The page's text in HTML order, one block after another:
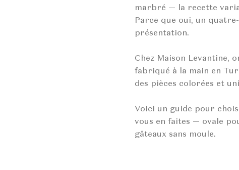
marbré — la recette
Parce que oui, un
présentation.
Chez Maison Levantine,
fabriqué à la main en
des pièces colorées et
Voici un guide pour
vous en faites — ovale
gâteaux sans moule.